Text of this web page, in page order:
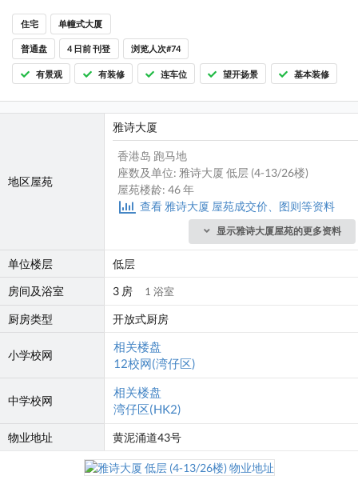
住宅 单幢式大厦
普通盘 4 日前 刊登 浏览人次#74
有景观 有装修 连车位 望开扬景 基本装修
地区屋苑
雅诗大厦
香港岛 跑马地
座数及单位: 雅诗大厦 低层 (4-13/26楼)
屋苑楼龄: 46 年
查看 雅诗大厦 屋苑成交价、图则等资料
显示雅诗大厦屋苑的更多资料
单位楼层
低层
房间及浴室
3 房 1 浴室
厨房类型 开放式厨房
小学校网
相关楼盘
12校网(湾仔区)
中学校网
相关楼盘
湾仔区(HK2)
物业地址 黄泥涌道43号